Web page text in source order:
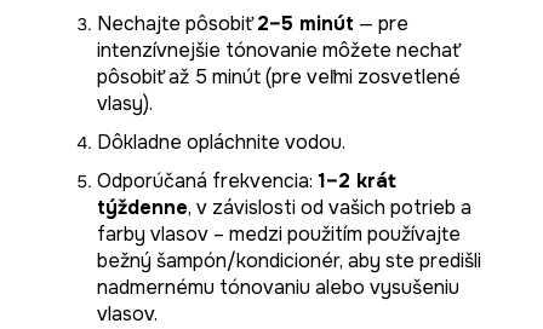
Nechajte pôsobiť2–5 minút — pre
intenzívnejšie tónovanie môžete nechať
pôsobiť až 5 minút (pre veľmi zosvetlené
vlasy).
Dôkladne opláchnite vodou.
Odporúčaná frekvencia: 1–2 krát
týždenne, v závislosti od vašich potrieb a
farby vlasov – medzi použitím používajte
bežný šampón/kondicionér, aby ste predišli
nadmernému tónovaniu alebo vysušeniu
vlasov.